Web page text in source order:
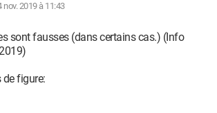
nov. 2019 à 11:43
sont fausses (dans certains cas.) (Info
de figure: